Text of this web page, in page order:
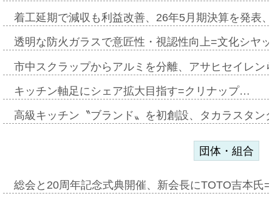
着工延期で減収も利益改善、26年5月期決算を発表
透明な防火ガラスで意匠性・視認性向上=文化シヤ
市中スクラップからアルミを分離、アサヒセイレ
キッチン軸足にシェア拡大目指す=クリナップ…
高級キッチン〝ブランド〟を初創設、タカラスタ
団体・組合
総会と20周年記念式典開催、新会長にTOTO吉本氏